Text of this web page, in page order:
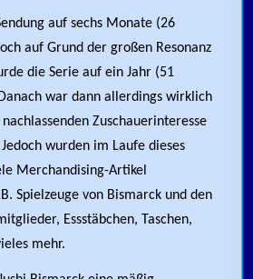
auf sechs Monate (26
auf Grund der großen Resonanz
die Serie auf ein Jahr (51
war dann allerdings wirklich
Zuschauerinteresse
wurden im Laufe dieses
Merchandising-Artikel
Spielzeuge von Bismarck und den
Essstäbchen, Taschen,
mehr.